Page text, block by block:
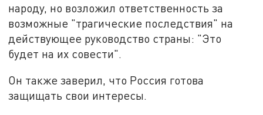
народу, но возложил ответственность за
возможные "трагические последствия" на
действующее руководство страны: "Это
будет на их совести".
Он также заверил, что Россия готова
защищать свои интересы.